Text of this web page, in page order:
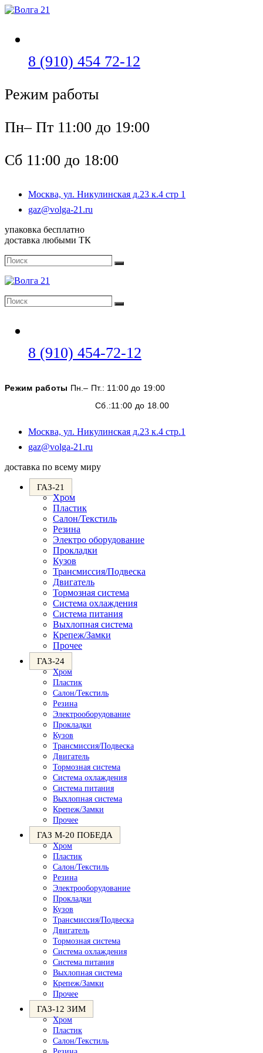
Перейти
8 (910) 454 72-12
Режим работы
Пн– Пт 11:00 до 19:00
Сб 11:00 до 18:00
Москва, ул. Никулинская д.23 к.4 стр 1
gaz@volga-21.ru
упаковка бесплатно
доставка любыми ТК
Поиск
Поиск
Поиск
Поиск
8 (910) 454-72-12
вашем
приложении
Режим работы Пн.– Пт.: 11:00 до 19:00
Сб.:11:00 до 18.00
Москва, ул. Никулинская д.23 к.4 стр.1
gaz@volga-21.ru
вашем
доставка по всему миру
ГАЗ-21
Хром
Пластик
Салон/Текстиль
Резина
Электро оборудование
Прокладки
Кузов
Трансмиссия/Подвеска
Двигатель
Тормозная система
Система охлаждения
Система питания
Выхлопная система
Крепеж/Замки
Прочее
ГАЗ-24
Хром
Пластик
Салон/Текстиль
Резина
Электрооборудование
Прокладки
Кузов
Трансмиссия/Подвеска
Двигатель
Тормозная система
Система охлаждения
Система питания
Выхлопная система
Крепеж/Замки
Прочее
ГАЗ М-20 ПОБЕДА
Хром
Пластик
Салон/Текстиль
Резина
Электрооборудование
Прокладки
Кузов
Трансмиссия/Подвеска
Двигатель
Тормозная система
Система охлаждения
Система питания
Выхлопная система
Крепеж/Замки
Прочее
ГАЗ-12 ЗИМ
Хром
Пластик
Салон/Текстиль